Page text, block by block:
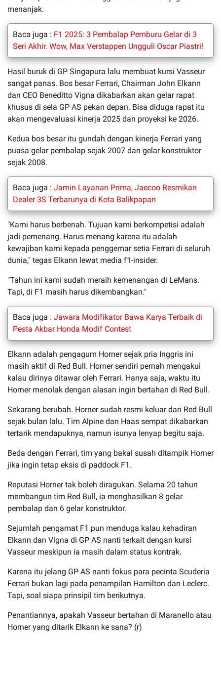
menanjak.
Baca juga : F1 2025: 3 Pembalap Pemburu Gelar di 3
Seri Akhir. Wow, Max Verstappen Ungguli Oscar Piastri!
Hasil buruk di GP Singapura lalu membuat kursi Vasseur
sangat panas. Bos besar Ferrari, Chairman John Elkann
dan CEO Beneditto Vigna dikabarkan akan gelar rapat
khusus di sela GP AS pekan depan. Bisa diduga rapat itu
akan mengevaluasi kinerja 2025 dan proyeksi ke 2026.
Kedua bos besar itu gundah dengan kinerja Ferrari yang
puasa gelar pembalap sejak 2007 dan gelar konstruktor
sejak 2008.
Baca juga : Jamin Layanan Prima, Jaecoo Resmikan
Dealer 3S Terbarunya di Kota Balikpapan
"Kami harus berbenah. Tujuan kami berkompetisi adalah
jadi pemenang. Harus menang karena itu adalah
kewajiban kami kepada penggemar setia Ferrari di seluruh
dunia," tegas Elkann lewat media f1-insider.
"Tahun ini kami sudah meraih kemenangan di LeMans.
Tapi, di F1 masih harus dikembangkan."
Baca juga : Jawara Modifikator Bawa Karya Terbaik di
Pesta Akbar Honda Modif Contest
Elkann adalah pengagum Horner sejak pria Inggris ini
masih aktif di Red Bull. Horner sendiri pernah mengakui
kalau dirinya ditawar oleh Ferrari. Hanya saja, waktu itu
Horner menolak dengan alasan ingin bertahan di Red Bull.
Sekarang berubah. Horner sudah resmi keluar dari Red Bull
sejak bulan lalu. Tim Alpine dan Haas sempat dikabarkan
tertarik mendapuknya, namun isunya lenyap begitu saja.
Beda dengan Ferrari, tim yang bakal susah ditampik Horner
jika ingin tetap eksis di paddock F1.
Reputasi Horner tak boleh diragukan. Selama 20 tahun
membangun tim Red Bull, ia menghasilkan 8 gelar
pembalap dan 6 gelar konstruktor.
Sejumlah pengamat F1 pun menduga kalau kehadiran
Elkann dan Vigna di GP AS nanti terkait dengan kursi
Vasseur meskipun ia masih dalam status kontrak.
Karena itu jelang GP AS nanti fokus para pecinta Scuderia
Ferrari bukan lagi pada penampilan Hamilton dan Leclerc.
Tapi, soal siapa prinsipil tim berikutnya.
Penantiannya, apakah Vasseur bertahan di Maranello atau
Horner yang ditarik Elkann ke sana? (r)